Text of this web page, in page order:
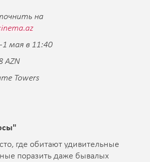
на
1 мая в 11:40
AZN
Towers
где обитают удивительные
поразить даже бывалых